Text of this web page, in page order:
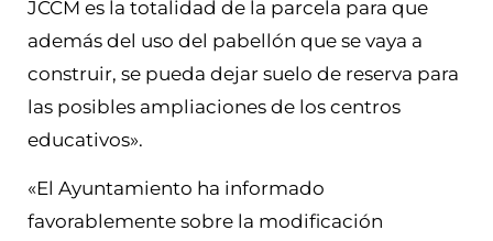
JCCM es la totalidad de la parcela para que
además del uso del pabellón que se vaya a
construir, se pueda dejar suelo de reserva para
las posibles ampliaciones de los centros
educativos».
«El Ayuntamiento ha informado
favorablemente sobre la modificación